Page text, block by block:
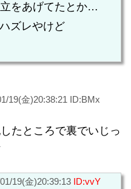
をあげてたとか…
ズレやけど
19(金)20:38:21 ID:BMx
たところで裏でいじっ
19(金)20:39:13 ID:vvY